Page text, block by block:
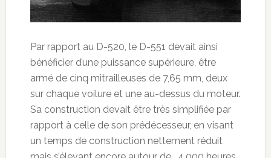
Par rapport au D-520, le D-551 devait ainsi
bénéficier d’une puissance supérieure, être
armé de cinq mitrailleuses de 7,65 mm, deux
sur chaque voilure et une au-dessus du moteur.
Sa construction devait être très simplifiée par
rapport à celle de son prédécesseur, en visant
un temps de construction nettement réduit